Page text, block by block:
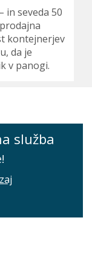
in seveda 50
kontejnerjev
da je
v panogi.
služba